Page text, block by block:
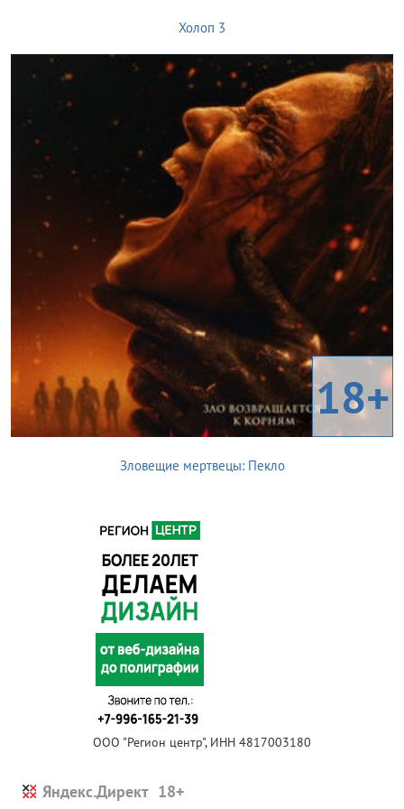
Холоп 3
18+
Зловещие мертвецы: Пекло
ООО "Регион центр", ИНН 4817003180
Яндекс.Директ